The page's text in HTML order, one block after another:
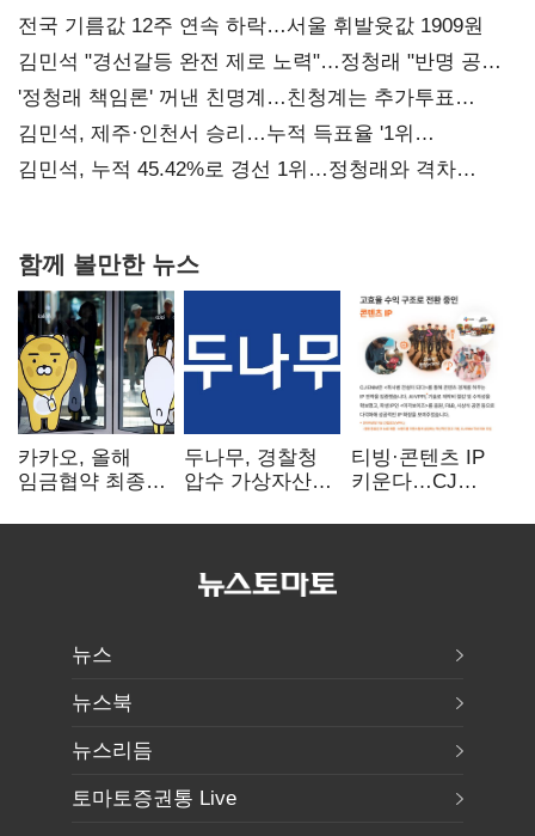
전국 기름값 12주 연속 하락…서울 휘발윳값 1909원
김민석 "경선갈등 완전 제로 노력"…정청래 "반명 공세
사과부터"
'정청래 책임론' 꺼낸 친명계…친청계는 추가투표
때리기
김민석, 제주·인천서 승리…누적 득표율 '1위
탈환'(종합)
김민석, 누적 45.42%로 경선 1위…정청래와 격차
함께 볼만한 뉴스
카카오, 올해
임금협약 최종
인상·격려금
두나무, 경찰청
압수 가상자산
커스터디 사업
티빙·콘텐츠 IP
키운다…CJ
글로벌 확장 가속
뉴스
뉴스북
뉴스리듬
토마토증권통 Live